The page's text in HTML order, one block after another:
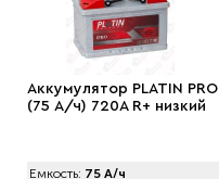
Аккумулятор PLATIN PRO
(75 А/ч) 720A R+ низкий
Емкость: 75 А/ч